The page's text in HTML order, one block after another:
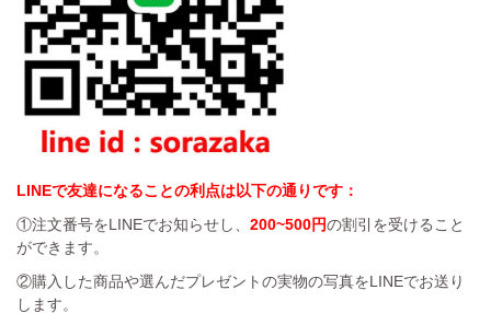
LINEで友達になることの利点は以下の通りです：
①注文番号をLINEでお知らせし、 200~500円の割引を受けること
ができます。
②購入した商品や選んだプレゼントの実物の写真をLINEでお送り
します。